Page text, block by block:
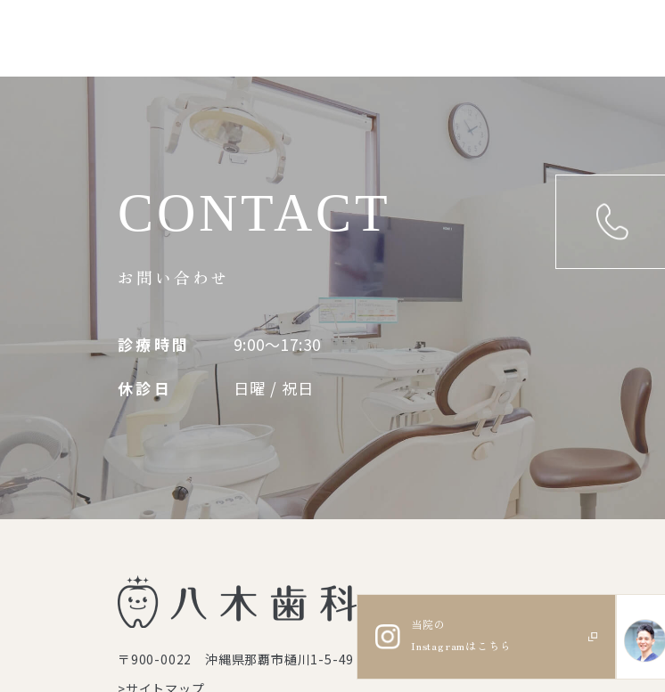
CONTACT
お問い合わせ
診療時間
9:00～17:30
休診日
日曜 / 祝日
〒900-0022 沖縄県那覇市樋川1-5-49
>サイトマップ
当院の
Instagramはこちら